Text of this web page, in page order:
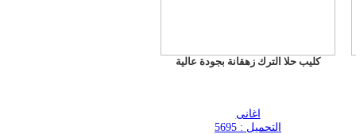
كليب حلا الترك زهقانة بجودة عالية
اغانى
التحميل : 5695